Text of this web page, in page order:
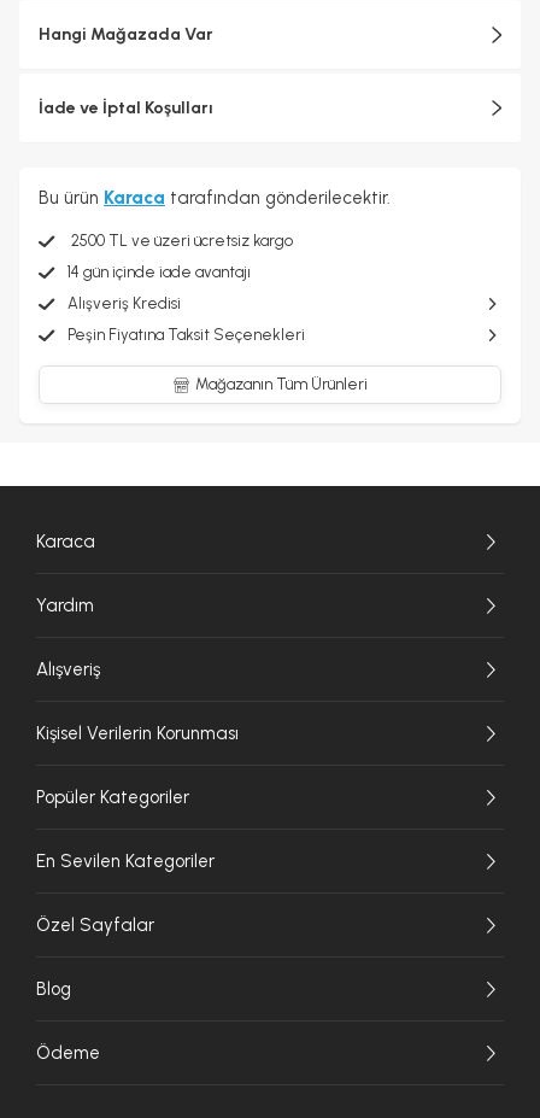
Hangi Mağazada Var
İade ve İptal Koşulları
Bu ürün Karaca tarafından gönderilecektir.
2500 TL ve üzeri ücretsiz kargo
14 gün içinde iade avantajı
Alışveriş Kredisi
Peşin Fiyatına Taksit Seçenekleri
Mağazanın Tüm Ürünleri
Karaca
Yardım
Alışveriş
Kişisel Verilerin Korunması
Popüler Kategoriler
En Sevilen Kategoriler
Özel Sayfalar
Blog
Ödeme